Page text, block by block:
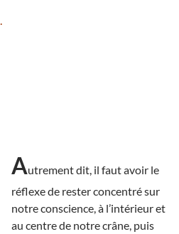
Autrement dit, il faut avoir le
réflexe de rester concentré sur
notre conscience, à l’intérieur et
au centre de notre crâne, puis